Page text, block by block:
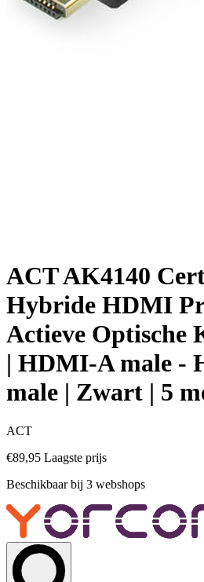
ACT AK4140
Hybride HDMI
Actieve Optische
| HDMI-A male -
male | Zwart | 5
ACT
€89,95 Laagste prijs
Beschikbaar bij 3 webshops